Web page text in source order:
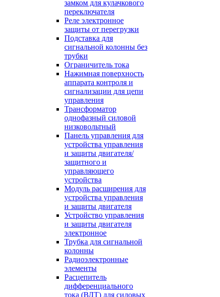
замком для кулачкового
переключателя
Реле электронное
защиты от перегрузки
Подставка для
сигнальной колонны без
трубки
Ограничитель тока
Нажимная поверхность
аппарата контроля и
сигнализации для цепи
управления
Трансформатор
однофазный силовой
низковольтный
Панель управления для
устройства управления
и защиты двигателя/
защитного и
управляющего
устройства
Модуль расширения для
устройства управления
и защиты двигателя
Устройство управления
и защиты двигателя
электронное
Трубка для сигнальной
колонны
Радиоэлектронные
элементы
Расцепитель
дифференциального
тока (ВДТ) для силовых